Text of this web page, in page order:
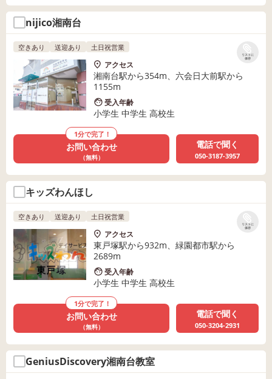
nijico湘南台
リストに
保存
空きあり 送迎あり 土日祝営業
アクセス
湘南台駅から354m、六会日大前駅から
1155m
受入年齢
小学生 中学生 高校生
1分で完了！
お問い合わせ
（無料）
電話で聞く
050-3187-3957
キッズわんほし
リストに
保存
空きあり 送迎あり 土日祝営業
アクセス
東戸塚駅から932m、緑園都市駅から
2689m
受入年齢
小学生 中学生 高校生
1分で完了！
お問い合わせ
（無料）
電話で聞く
050-3204-2931
GeniusDiscovery湘南台教室